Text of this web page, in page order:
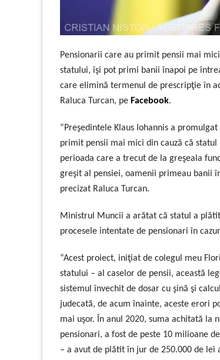
Pensionarii care au primit pensii mai
statului, îşi pot primi banii înapoi pe
care elimină termenul de prescripţie în
Raluca Turcan, pe Facebook.
“Preşedintele Klaus Iohannis a
primit pensii mai mici din cauză că
perioada care a trecut de la greşeala
greşit al pensiei, oamenii primeau banii
precizat Raluca Turcan.
Ministrul Muncii a arătat că statul a
procesele intentate de pensionari în
“Acest proiect, iniţiat de colegul meu
statului – al caselor de pensii, această
sistemul învechit de dosar cu şină şi
judecată, de acum înainte, aceste erori
mai uşor. În anul 2020, suma achitată la
pensionari, a fost de peste 10 milioane
– a avut de plătit în jur de 250.000 de